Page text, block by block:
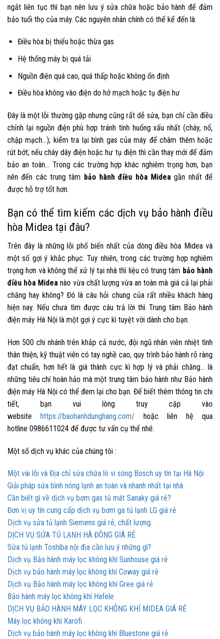
ngắt liên tục thì bạn nên lưu ý sửa chữa hoặc bảo hành để đảm
bảo tuổi thọ của máy. Các nguyên nhân chính có thể kể đến là:
Điều hòa bị thiếu hoặc thừa gas
Hệ thống máy bị quá tải
Nguồn điện quá cao, quá thấp hoặc không ổn định
Điều hòa không vào điện do hở mạch hoặc tụ điện hư
Đây là một lỗi thường gặp nhưng cũng rất dễ sửa, bạn chỉ cần điều
chỉnh lại nguồn điện phù hợp tránh tình huống xấu nhất (cháy, nổ,
chập mạch…); kiểm tra lại bình gas của máy để châm thêm hoặc
rút bớt; nếu cháy dây điện hoặc hư tụ điện thì cần thay mới để đảm
bảo an toàn… Trong các trường hợp khác nghiêm trọng hơn, bạn
nên đến các trung tâm bảo hành điều hòa Midea gần nhất để
được hỗ trợ tốt hơn.
Bạn có thể tìm kiếm các dịch vụ bảo hành điều
hòa Midea tại đâu?
Trên đây là những lỗi phổ biến nhất của dòng điều hòa Midea và
một số gợi ý khắc phục. Tuy nhiên, trong các trường hợp nghiêm
trọng hơn và không thể xử lý tại nhà thì liệu có trung tâm bảo hành
điều hòa Midea nào vừa chất lượng vừa an toàn mà giá cả lại phải
chăng hay không? Đó là câu hỏi chung của rất nhiều khách hàng
hiện nay. Nếu chưa tìm được câu trả lời thì Trung tâm Bảo hành
điện máy Hà Nội là một gợi ý cực kì tuyệt vời dành cho bạn.
Hơn 500 chi nhánh trên khắp cả nước, đội ngũ nhân viên nhiệt tình
thân thiện, kỹ thuật viên có tay nghề cao, quy trình bảo hành rõ ràng
đạt chuẩn, hơn hết là giá thành cực kì hợp lý và phải chăng… là
những tiêu chí hoàn hảo mà một trung tâm bảo hành như Bảo hành
điện máy Hà Nội có thể đem lại cho bạn. Để biết thêm thông tin chi
tiết, bạn vui lòng truy cập vào
websitehttps://baohanhdunghang.com/ hoặc liên hệ qua
hotline 0986611024 để được tư vấn cụ thể nhé.
Một số dịch vụ khác của chúng tôi :
Một vài lỗi và Địa chỉ sửa chữa lò vi sóng Bosch uy tín tại Hà Nội
Giải pháp sửa bình nóng lạnh an toàn và nhanh nhất tại nhà
Cần biết gì về dịch vụ bơm gas tủ mát Sanaky giá rẻ?
Đơn vị uy tín cung cấp dịch vụ bơm ga tủ lạnh LG giá rẻ
Dịch vụ sửa tủ lạnh Siemens giá rẻ, chất lượng
DỊCH VỤ SỬA TỦ LẠNH HÀ ĐÔNG GIÁ RẺ
Sửa tủ lạnh Toshiba nội địa cần lưu ý những gì?
Dịch vụ Bảo hành máy lọc không khí Sunhouse giá rẻ
Dịch vụ bảo hành máy lọc không khí Coway giá rẻ
Dịch vụ Bảo hành máy lọc không khí Gree giá rẻ
Bảo hành máy lọc không khí Hafele
DỊCH VỤ BẢO HÀNH MÁY LỌC KHÔNG KHÍ MIDEA GIÁ RẺ
Máy lọc không khí Karofi
Dịch vụ bảo hành máy lọc không khí Bluestone giá rẻ